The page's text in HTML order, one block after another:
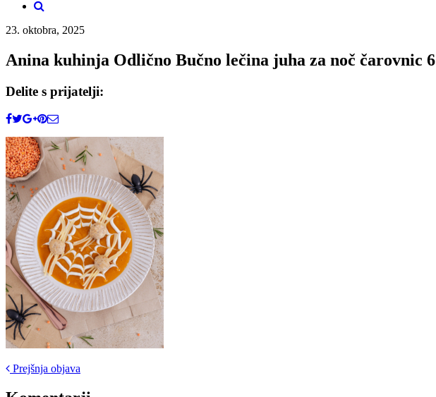
23. oktobra, 2025
Anina kuhinja Odlično Bučno lečina juha za noč čarovnic 6
Delite s prijatelji:
Post
navigation
Prejšnja objava